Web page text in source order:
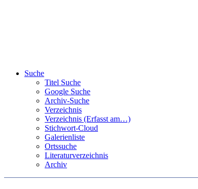
Suche
Titel Suche
Google Suche
Archiv-Suche
Verzeichnis
Verzeichnis (Erfasst am…)
Stichwort-Cloud
Galerienliste
Ortssuche
Literaturverzeichnis
Archiv